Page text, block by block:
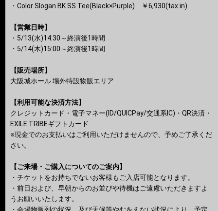
・Color Slogan BK SS Tee(Black×Purple) ￥6,930(tax in)
【営業日時】
・5/13(水)14:30～終演後1時間
・5/14(木)15:00～終演後1時間
【販売場所】
大阪城ホール 場外特設物販エリア
【利用可能な決済方法】
クレジットカード・電子マネー(ID/QUICPay/交通系IC)・QR決済・
EXILE TRIBEギフトカード
※現金でのお支払いはご利用いただけませんので、予めご了承くだ
さい。
【ご来場・ご購入についてのご案内】
・チケットをお持ちでないお客様もご入店可能となります。
・前日および、早朝からのお並びや待機はご遠慮いただきますよ
うお願いいたします。